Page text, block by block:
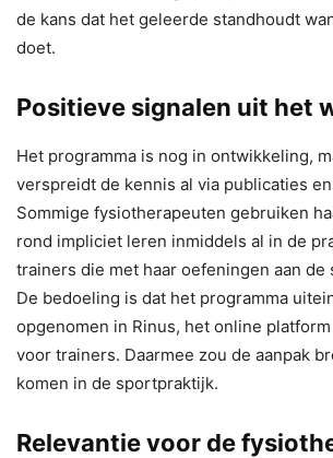
de kans dat het geleerde standhoudt
doet.
Positieve signalen uit het
Het programma is nog in ontwikkeling,
verspreidt de kennis al via publicaties
Sommige fysiotherapeuten gebruiken
rond impliciet leren inmiddels al in de
trainers die met haar oefeningen aan de
De bedoeling is dat het programma
opgenomen in Rinus, het online platform
voor trainers. Daarmee zou de aanpak
komen in de sportpraktijk.
Relevantie voor de